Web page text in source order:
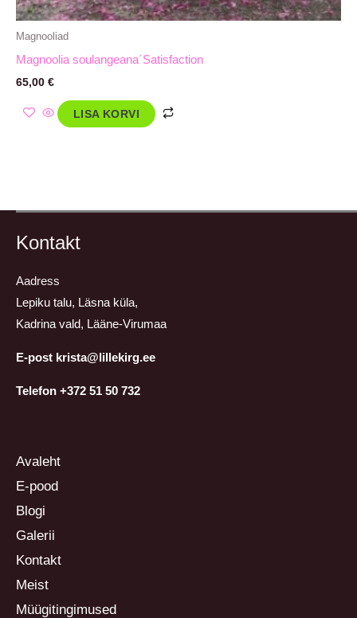
Magnooliad
Magnoolia soulangeana´Satisfaction
65,00 €
LISA KORVI
Kontakt
Aadress
Lepiku talu, Läsna küla,
Kadrina vald, Lääne-Virumaa
E-post krista@lillekirg.ee
Telefon +372 51 50 732
Avaleht
E-pood
Blogi
Galerii
Kontakt
Meist
Müügitingimused